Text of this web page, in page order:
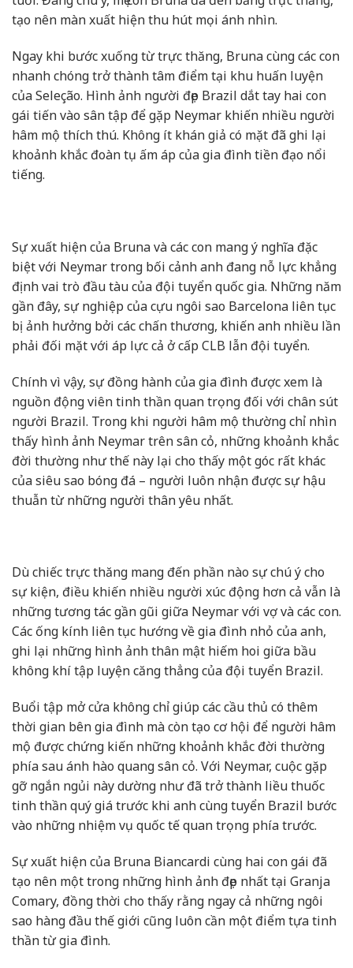
tạo nên màn xuất hiện thu hút mọi ánh nhìn.
Ngay khi bước xuống từ trực thăng, Bruna cùng các con
nhanh chóng trở thành tâm điểm tại khu huấn luyện
của Seleção. Hình ảnh người đẹp Brazil dắt tay hai con
gái tiến vào sân tập để gặp Neymar khiến nhiều người
hâm mộ thích thú. Không ít khán giả có mặt đã ghi lại
khoảnh khắc đoàn tụ ấm áp của gia đình tiền đạo nổi
tiếng.
Sự xuất hiện của Bruna và các con mang ý nghĩa đặc
biệt với Neymar trong bối cảnh anh đang nỗ lực khẳng
định vai trò đầu tàu của đội tuyển quốc gia. Những năm
gần đây, sự nghiệp của cựu ngôi sao Barcelona liên tục
bị ảnh hưởng bởi các chấn thương, khiến anh nhiều lần
phải đối mặt với áp lực cả ở cấp CLB lẫn đội tuyển.
Chính vì vậy, sự đồng hành của gia đình được xem là
nguồn động viên tinh thần quan trọng đối với chân sút
người Brazil. Trong khi người hâm mộ thường chỉ nhìn
thấy hình ảnh Neymar trên sân cỏ, những khoảnh khắc
đời thường như thế này lại cho thấy một góc rất khác
của siêu sao bóng đá – người luôn nhận được sự hậu
thuẫn từ những người thân yêu nhất.
Dù chiếc trực thăng mang đến phần nào sự chú ý cho
sự kiện, điều khiến nhiều người xúc động hơn cả vẫn là
những tương tác gần gũi giữa Neymar với vợ và các con.
Các ống kính liên tục hướng về gia đình nhỏ của anh,
ghi lại những hình ảnh thân mật hiếm hoi giữa bầu
không khí tập luyện căng thẳng của đội tuyển Brazil.
Buổi tập mở cửa không chỉ giúp các cầu thủ có thêm
thời gian bên gia đình mà còn tạo cơ hội để người hâm
mộ được chứng kiến những khoảnh khắc đời thường
phía sau ánh hào quang sân cỏ. Với Neymar, cuộc gặp
gỡ ngắn ngủi này dường như đã trở thành liều thuốc
tinh thần quý giá trước khi anh cùng tuyển Brazil bước
vào những nhiệm vụ quốc tế quan trọng phía trước.
Sự xuất hiện của Bruna Biancardi cùng hai con gái đã
tạo nên một trong những hình ảnh đẹp nhất tại Granja
Comary, đồng thời cho thấy rằng ngay cả những ngôi
sao hàng đầu thế giới cũng luôn cần một điểm tựa tinh
thần từ gia đình.